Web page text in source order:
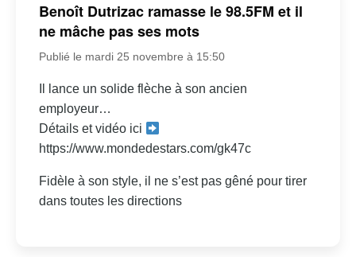
Benoît Dutrizac ramasse le 98.5FM et il
ne mâche pas ses mots
Publié le mardi 25 novembre à 15:50
Il lance un solide flèche à son ancien
employeur…
Détails et vidéo ici
https://www.mondedestars.com/gk47c
Fidèle à son style, il ne s’est pas gêné pour tirer
dans toutes les directions